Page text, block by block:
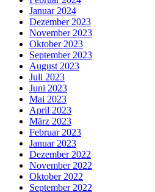
Januar 2024
Dezember 2023
November 2023
Oktober 2023
September 2023
August 2023
Juli 2023
Juni 2023
Mai 2023
April 2023
März 2023
Februar 2023
Januar 2023
Dezember 2022
November 2022
Oktober 2022
September 2022